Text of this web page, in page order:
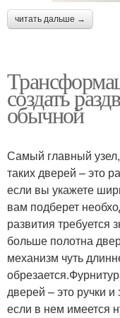
читать дальше →
создать
обычной
Самый главный
таких дверей – это
если вы укажете
вам подберет
развития требуется
больше полотна
механизм чуть
дверей – это ручки
если в нем имеется